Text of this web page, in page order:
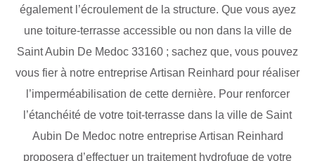
également l’écroulement de la structure. Que vous ayez
une toiture-terrasse accessible ou non dans la ville de
Saint Aubin De Medoc 33160 ; sachez que, vous pouvez
vous fier à notre entreprise Artisan Reinhard pour réaliser
l’imperméabilisation de cette dernière. Pour renforcer
l’étanchéité de votre toit-terrasse dans la ville de Saint
Aubin De Medoc notre entreprise Artisan Reinhard
proposera d’effectuer un traitement hydrofuge de votre